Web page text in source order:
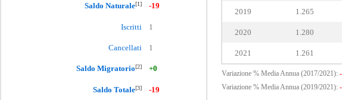
Saldo Naturale[1] -19
Iscritti 1
Cancellati 1
Saldo Migratorio[2] +0
Saldo Totale[3] -19
2019 1.265
2020 1.280
2021 1.261
Variazione % Media Annua (2017/2021):
Variazione % Media Annua (2019/2021):